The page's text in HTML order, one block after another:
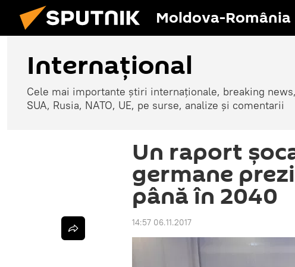
Moldova-România
Internaţional
Cele mai importante știri internaționale, breaking
SUA, Rusia, NATO, UE, pe surse, analize și comentarii
Un raport
germane
până în 2040
14:57 06.11.2017